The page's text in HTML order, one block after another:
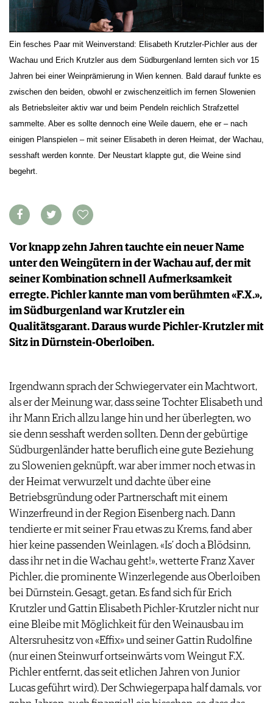
TIPPS & TRICKS
FOOD PAIRING TABELLE
KULINARIK
REZEPTE
HOTSPOTS
WEINREISEN
REPORTAGEN
WINEGUIDES
KLARTEXT
EXTRAS
ABO
AUSGABE
ARCHIV
VORTEILSWELT
MEDIATHEK
APPS
VIDEOS
BILDSTRECKEN
BÜCHER
ARCHIV
ANMELDEN
AWARDS
GEWINNSPIELE
VORTEILSWELT
TRINKREIFETABELLE
WEINSUCHE
NEWSLETTER
REDAKTION
JOBS
WERBUNG
PRESSE
IMPRESSUM
AGB & DATENSCHUTZ
FAQ
Ein fesches Paar mit Weinverstand: Elisabeth Krutzler-Pichler aus der
Wachau und Erich Krutzler aus dem Südburgenland lernten sich vor 15
Jahren bei einer Weinprämierung in Wien kennen. Bald darauf funkte es
zwischen den beiden, obwohl er zwischenzeitlich im fernen Slowenien
als Betriebsleiter aktiv war und beim Pendeln reichlich Strafzettel
sammelte. Aber es sollte dennoch eine Weile dauern, ehe er – nach
einigen Planspielen – mit seiner Elisabeth in deren Heimat, der Wachau,
sesshaft werden konnte. Der Neustart klappte gut, die Weine sind
begehrt.
Vor knapp zehn Jahren tauchte ein neuer Name
unter den Weingütern in der Wachau auf, der mit
seiner Kombination schnell Aufmerksamkeit
erregte. Pichler kannte man vom berühmten «F.X.»,
im Südburgenland war Krutzler ein
Qualitätsgarant. Daraus wurde Pichler-Krutzler mit
Sitz in Dürnstein-Oberloiben.
Irgendwann sprach der Schwiegervater ein Machtwort,
als er der Meinung war, dass seine Tochter Elisabeth und
ihr Mann Erich allzu lange hin und her überlegten, wo
sie denn sesshaft werden sollten. Denn der gebürtige
Südburgenländer hatte beruflich eine gute Beziehung
zu Slowenien geknüpft, war aber immer noch etwas in
der Heimat verwurzelt und dachte über eine
Betriebsgründung oder Partnerschaft mit einem
Winzerfreund in der Region Eisenberg nach. Dann
tendierte er mit seiner Frau etwas zu Krems, fand aber
hier keine passenden Weinlagen. «Is’ doch a Blödsinn,
dass ihr net in die Wachau geht!», wetterte Franz Xaver
Pichler, die prominente Winzerlegende aus Oberloiben
bei Dürnstein. Gesagt, getan. Es fand sich für Erich
Krutzler und Gattin Elisabeth Pichler-Krutzler nicht nur
eine Bleibe mit Möglichkeit für den Weinausbau im
Altersruhesitz von «Effix» und seiner Gattin Rudolfine
(nur einen Steinwurf ortseinwärts vom Weingut F.X.
Pichler entfernt, das seit etlichen Jahren von Junior
Lucas geführt wird). Der Schwiegerpapa half damals, vor